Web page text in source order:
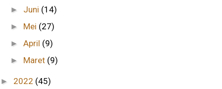
► Juni (14)
► Mei (27)
►April (9)
► Maret (9)
► 2022 (45)